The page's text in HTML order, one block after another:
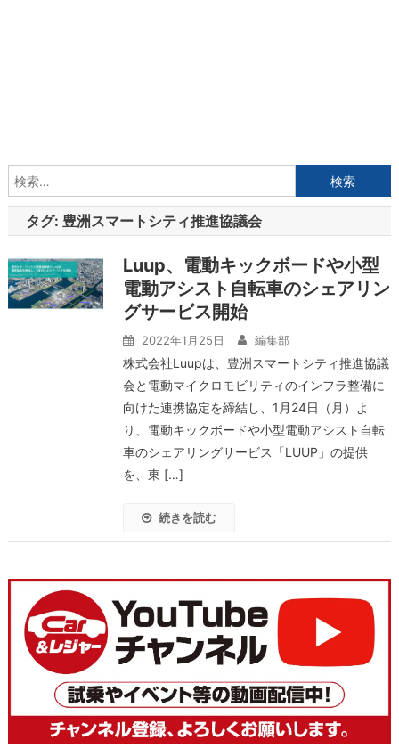
索:
タグ: 豊洲スマートシティ推進協議会
Luup、電動キックボードや小型
電動アシスト自転車のシェアリン
グサービス開始
2022年1月25日 編集部
株式会社Luupは、豊洲スマートシティ推進協議
会と電動マイクロモビリティのインフラ整備に
向けた連携協定を締結し、1月24日（月）よ
り、電動キックボードや小型電動アシスト自転
車のシェアリングサービス「LUUP」の提供
を、東 […]
続きを読む